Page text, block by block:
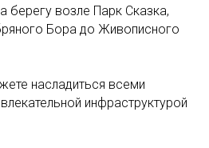
берегу возле Парк Сказка,
Бора до Живописного
насладиться всеми
инфраструктурой